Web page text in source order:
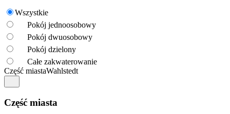
Wszystkie
Pokój jednoosobowy
Pokój dwuosobowy
Pokój dzielony
Całe zakwaterowanie
Część miastaWahlstedt
Część miasta